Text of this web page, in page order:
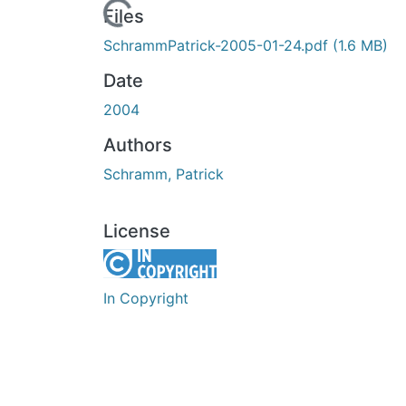
Loading...
Files
SchrammPatrick-2005-01-24.pdf (1.6 MB)
Date
2004
Authors
Schramm, Patrick
License
In Copyright